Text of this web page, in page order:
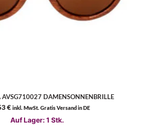
AVSG710027 DAMENSONNENBRILLE
€ inkl. MwSt. Gratis Versand in DE
Auf Lager: 1 Stk.